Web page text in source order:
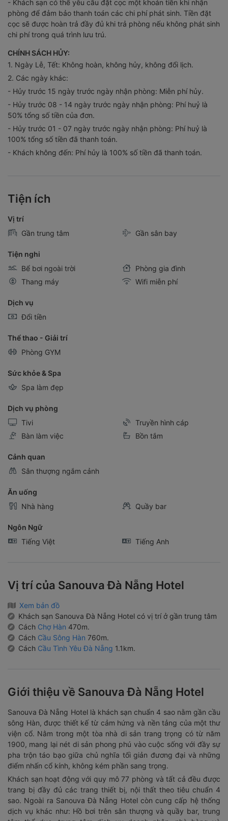
phòng để đảm bảo thanh toán các chi phí phát sinh. Tiền đặt
cọc sẽ được hoàn trả đầy đủ khi trả phòng nếu không phát sinh
chi phí trong quá trình lưu trú.
1. Ngày Lễ, Tết: Không hoàn, không hủy, không đổi lịch.
2. Các ngày khác:
- Hủy trước 15 ngày trước ngày nhận phòng: Miễn phí hủy.
- Hủy trước 08 - 14 ngày trước ngày nhận phòng: Phí huỷ là
50% tổng số tiền của đơn.
- Hủy trước 01 - 07 ngày trước ngày nhận phòng: Phí huỷ là
100% tổng số tiền đã thanh toán.
- Khách không đến: Phí hủy là 100% số tiền đã thanh toán.
Tiện ích
Bể bơi ngoài trời
Thang máy
Wifi miễn phí
Đổi tiền
Spa làm đẹp
Tivi
Bàn làm việc
Bồn tắm
Sân thượng ngắm cảnh
Nhà hàng
Tiếng Việt
Vị trí của Sanouva Đà Nẵng Hotel
Khách sạn Sanouva Đà Nẵng Hotel có vị trí ở gần trung tâm
CáchChợ Hàn470m.
Cách Cầu Sông Hàn760m.
Cách Cầu Tình Yêu Đà Nẵng
Giới thiệu về Sanouva Đà Nẵng Hotel
sông Hàn, được thiết kế từ cảm hứng và nền tảng của một thư
viện cổ. Nằm trong một tòa nhà di sản trang trọng có từ năm
1900, mang lại nét di sản phong phú vào cuộc sống với đầy sự
pha trộn táo bạo giữa chủ nghĩa tối giản đương đại và những
điểm nhấn cổ kính, không kém phần sang trọng.
Khách sạn hoạt động với quy mô 77 phòng và tất cả đều được
trang bị đầy đủ các trang thiết bị, nội thất theo tiêu chuẩn 4
sao. Ngoài ra Sanouva Đà Nẵng Hotel còn cung cấp hệ thống
dịch vụ khác như: Hồ bơi trên sân thượng và quầy bar, trung
tâm thể dục, trung tâm dịch vụ doanh nhân, nhà hàng và